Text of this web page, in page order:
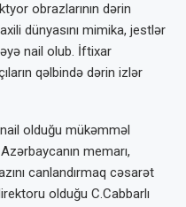
obrazlarının dərin
dünyasını mimika, jestlər
nail olub. İftixar
qəlbində dərin izlər
olduğu mükəmməl
memarı,
canlandırmaq cəsarət
olduğu C.Cabbarlı